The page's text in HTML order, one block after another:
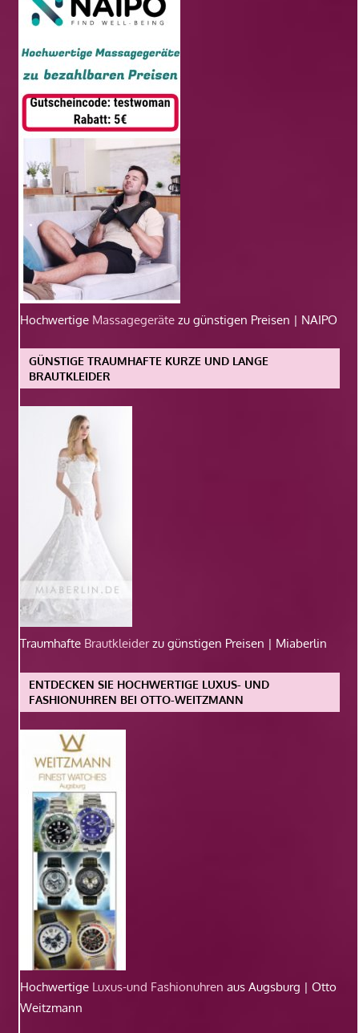
Hochwertige Massagegeräte zu günstigen Preisen | NAIPO
GÜNSTIGE TRAUMHAFTE KURZE UND LANGE
BRAUTKLEIDER
Traumhafte Brautkleiderzu günstigen Preisen | Miaberlin
ENTDECKEN SIE HOCHWERTIGE LUXUS- UND
FASHIONUHREN BEI OTTO-WEITZMANN
Hochwertige Luxus-und Fashionuhren aus Augsburg | Otto
Weitzmann